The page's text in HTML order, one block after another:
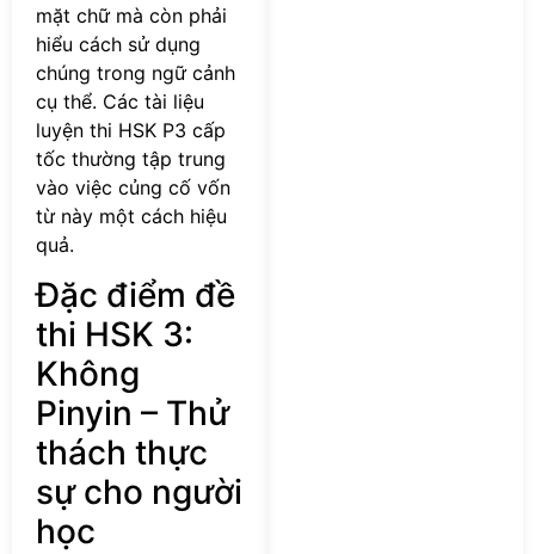
mặt chữ mà còn phải
hiểu cách sử dụng
chúng trong ngữ cảnh
cụ thể. Các tài liệu
luyện thi HSK P3 cấp
tốc thường tập trung
vào việc củng cố vốn
từ này một cách hiệu
quả.
Đặc điểm đề
thi HSK 3:
Không
Pinyin – Thử
thách thực
sự cho người
học